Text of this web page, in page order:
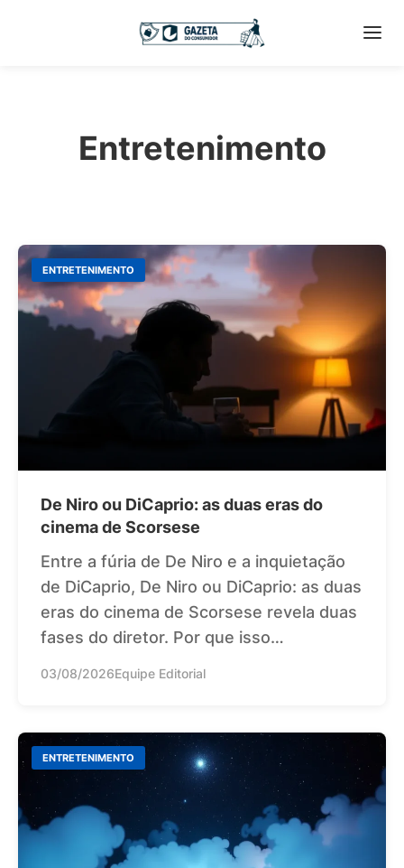
Entretenimento
ENTRETENIMENTO
De Niro ou DiCaprio: as duas eras do
cinema de Scorsese
Entre a fúria de De Niro e a inquietação
de DiCaprio, De Niro ou DiCaprio: as duas
eras do cinema de Scorsese revela duas
fases do diretor. Por que isso…
03/08/2026Equipe Editorial
ENTRETENIMENTO